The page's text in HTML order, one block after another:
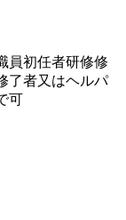
員初任者研修修
了者又はヘルパ
可